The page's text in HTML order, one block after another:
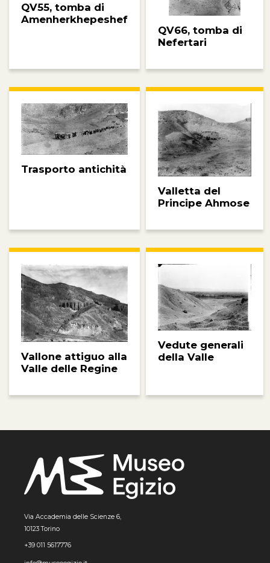
QV55, tomba di
Amenherkhepeshef
QV66, tomba di
Nefertari
Trasporto antichità
Valletta del
Principe Ahmose
Vallone attiguo alla
Valle delle Regine
Vedute generali
della Valle
Via Accademia delle Scienze 6,
10123 Torino
+39 011 5617776